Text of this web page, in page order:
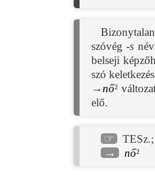
szóvég-s
belseji
szó
→ nő²
elő.
☞ TESz.;
→ nő²